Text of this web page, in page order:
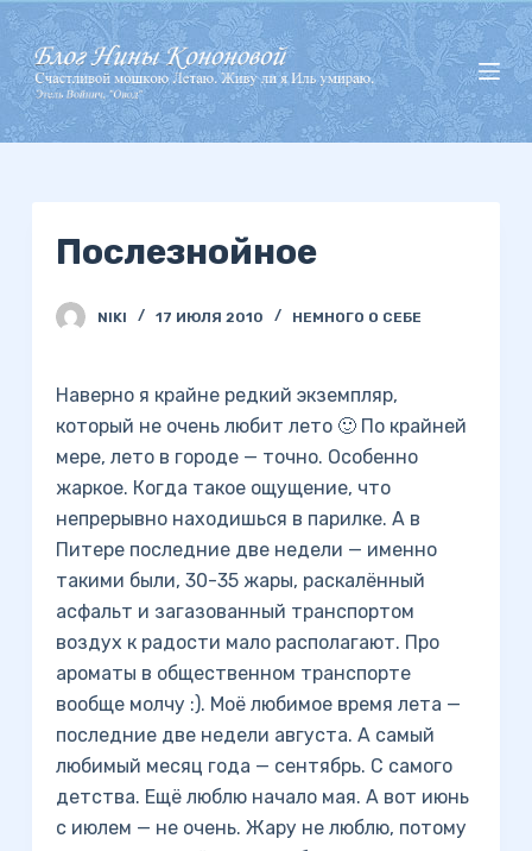
П
е
р
е
й
Послезнойное
NIKI 17 ИЮЛЯ 2010 НЕМНОГО О СЕБЕ
Наверно я крайне редкий экземпляр,
который не очень любит лето 🙂 По крайней
мере, лето в городе — точно. Особенно
жаркое. Когда такое ощущение, что
непрерывно находишься в парилке. А в
Питере последние две недели — именно
такими были, 30-35 жары, раскалённый
асфальт и загазованный транспортом
воздух к радости мало располагают. Про
ароматы в общественном транспорте
вообще молчу :). Моё любимое время лета —
последние две недели августа. А самый
любимый месяц года — сентябрь. С самого
детства. Ещё люблю начало мая. А вот июнь
с июлем — не очень. Жару не люблю, потому